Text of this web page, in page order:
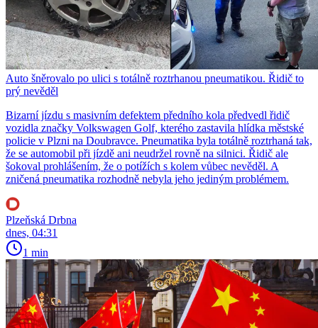
Auto šněrovalo po ulici s totálně roztrhanou pneumatikou. Řidič to
prý nevěděl
Bizarní jízdu s masivním defektem předního kola předvedl řidič
vozidla značky Volkswagen Golf, kterého zastavila hlídka městské
policie v Plzni na Doubravce. Pneumatika byla totálně roztrhaná tak,
že se automobil při jízdě ani neudržel rovně na silnici. Řidič ale
šokoval prohlášením, že o potížích s kolem vůbec nevěděl. A
zničená pneumatika rozhodně nebyla jeho jediným problémem.
Plzeňská Drbna
dnes, 04:31
1 min